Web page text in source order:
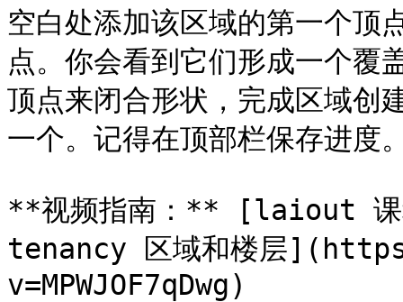
空白处添加该区域的第一个顶
点。你会看到它们形成一个覆
顶点来闭合形状，完成区域创
一个。记得在顶部栏保存进度
**视频指南：** [laiout
tenancy 区域和楼层
v=MPWJOF7qDwg)